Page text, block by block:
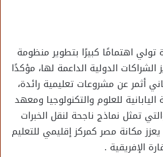
تولي اهتمامًا كبيرًا بتطوير منظومة
الشراكات الدولية الداعمة لها، مؤكدًا
أثمر عن مشروعات تعليمية رائدة،
للعلوم والتكنولوجيا ومعهد
تمثل نماذج ناجحة لنقل الخبرات
يعزز مكانة مصر كمركز إقليمي للتعليم
الإفريقية .